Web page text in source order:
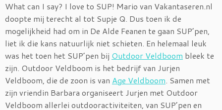
What can I say? I love to SUP! Mario van Vakantaseren.nl
doopte mij terecht al tot Supje Q. Dus toen ik de
mogelijkheid had om in De Alde Feanen te gaan SUP’pen,
liet ik die kans natuurlijk niet schieten. En helemaal leuk
was het toen het SUP’pen bij Outdoor Veldboom bleek te
zijn. Outdoor Veldboom is het bedrijf van Jurjen
Veldboom, die de zoon is van Age Veldboom. Samen met
zijn vriendin Barbara organiseert Jurjen met Outdoor
Veldboom allerlei outdooractiviteiten, van SUP’pen en